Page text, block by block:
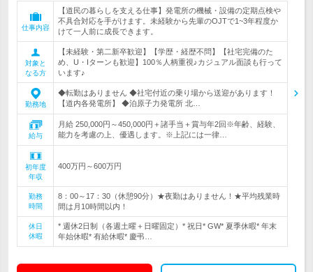
仕事内容
【道民の暮らしを支える仕事】発電所の機械・設備の定期点検や
不具合対応を手がけます。未経験から先輩のOJTで1~3年程度か
けて一人前に成長できます。
対象と
なる方
【未経験・第二新卒歓迎】【学歴・経歴不問】【社宅完備のた
め、U・Iターンも歓迎】100％人柄重視♪カジュアル面談も行って
います♪
勤務地
◆転勤はありません ◆社宅付近の乗り場から送迎があります！
【道内各発電所】 ◆泊原子力発電所 北…
給与
月給 250,000円～450,000円＋諸手当＋賞与年2回※年齢、経験、
能力を考慮の上、優遇します。※上記には一律…
初年度
年収
400万円～600万円
勤務
時間
8：00～17：30（休憩90分）★夜勤はありません！★平均残業時
間は月10時間以内！
休日
休暇
* 週休2日制（各週土曜＋日曜固定）* 祝日* GW* 夏季休暇* 年末
年始休暇* 有給休暇* 慶弔…